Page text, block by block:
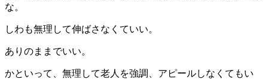
な。
しわも無理して伸ばさなくていい。
ありのままでいい。
かといって、無理して老人を強調、アピールしなくてもい